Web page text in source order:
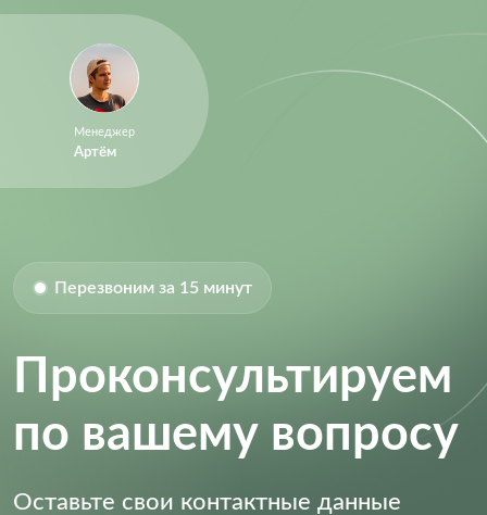
Менеджер
Артём
Перезвоним за 15 минут
Проконсультируем
по вашему вопросу
Оставьте свои контактные данные